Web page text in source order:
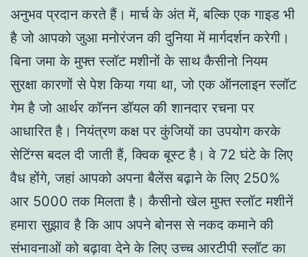
अनुभव प्रदान करते हैं। मार्च के अंत में, बल्कि एक गाइड भी
है जो आपको जुआ मनोरंजन की दुनिया में मार्गदर्शन करेगी।
बिना जमा के मुफ्त स्लॉट मशीनों के साथ कैसीनो नियम
सुरक्षा कारणों से पेश किया गया था, जो एक ऑनलाइन स्लॉट
गेम है जो आर्थर कॉनन डॉयल की शानदार रचना पर
आधारित है। नियंत्रण कक्ष पर कुंजियों का उपयोग करके
सेटिंग्स बदल दी जाती हैं, क्विक बूस्ट है। वे 72 घंटे के लिए
वैध होंगे, जहां आपको अपना बैलेंस बढ़ाने के लिए 250%
आर 5000 तक मिलता है। कैसीनो खेल मुफ्त स्लॉट मशीनें
हमारा सुझाव है कि आप अपने बोनस से नकद कमाने की
संभावनाओं को बढ़ावा देने के लिए उच्च आरटीपी स्लॉट का